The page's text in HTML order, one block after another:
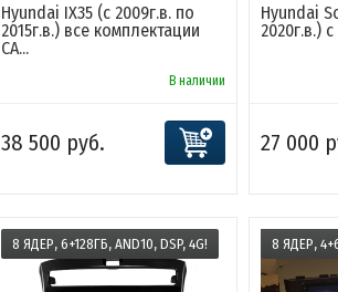
Hyundai IX35 (с 2009г.в. по
2015г.в.) все комплектации
CA...
В наличии
38 500 руб.
Hyundai
2020г.в.)
27 000
8 ЯДЕР, 6+128ГБ, AND10, DSP, 4G! 8 ЯДЕР,